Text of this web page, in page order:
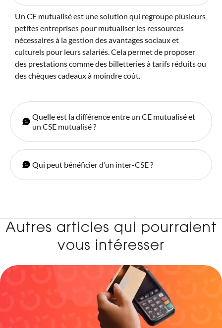
Un CE mutualisé est une solution qui regroupe plusieurs
petites entreprises pour mutualiser les ressources
nécessaires à la gestion des avantages sociaux et
culturels pour leurs salariés. Cela permet de proposer
des prestations comme des billetteries à tarifs réduits ou
des chèques cadeaux à moindre coût.
Quelle est la différence entre un CE mutualisé et
un CSE mutualisé ?
Qui peut bénéficier d’un inter-CSE ?
Autres articles qui pourraient
vous intéresser